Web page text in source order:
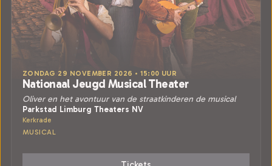
ZONDAG 29 NOVEMBER 2026 • 15:00 UUR
Nationaal Jeugd Musical Theater
Oliver en het avontuur van de straatkinderen de musical
Parkstad Limburg Theaters NV
Kerkrade
MUSICAL